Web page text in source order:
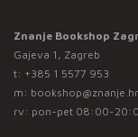
Znanje Bookshop
Gajeva 1, Zagreb
t: +385 1 5577 953
m: bookshop@znanje.hr
rv: pon-pet 08:00-